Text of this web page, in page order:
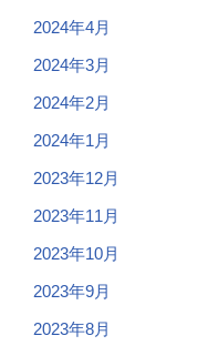
2024年4月
2024年3月
2024年2月
2024年1月
2023年12月
2023年11月
2023年10月
2023年9月
2023年8月